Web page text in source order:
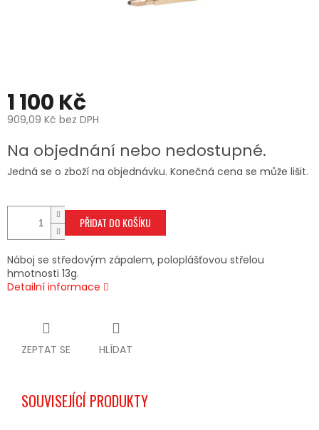
1 100 Kč
909,09 Kč bez DPH
cena:
Na objednání nebo nedostupné.
Jedná se o zboží na objednávku. Konečná cena se může lišit.
PŘIDAT DO KOŠÍKU
Náboj se středovým zápalem, poloplášťovou střelou
hmotnosti 13g.
Detailní informace
ZEPTAT SE HLÍDAT
SOUVISEJÍCÍ PRODUKTY